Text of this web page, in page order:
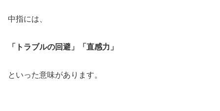
中指には、
「トラブルの回避」「直感力」
といった意味があります。